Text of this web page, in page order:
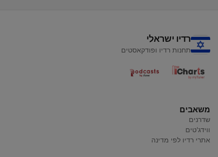
רדיו ישראלי
תחנות רדיו ופודקאסטים
משאבים
שדרנים
ווידג'טים
אתרי רדיו לפי מדינה